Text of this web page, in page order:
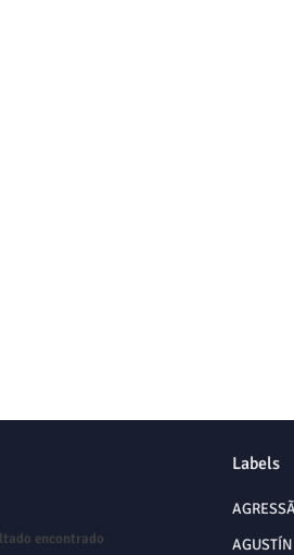
encontrado
Labels
AGUSTÍN